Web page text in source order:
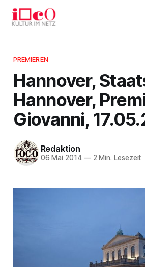
PREMIEREN
Hannover,
Hannover,
Giovanni,
Redaktion
06 Mai 2014 —2 Min. Lesezeit